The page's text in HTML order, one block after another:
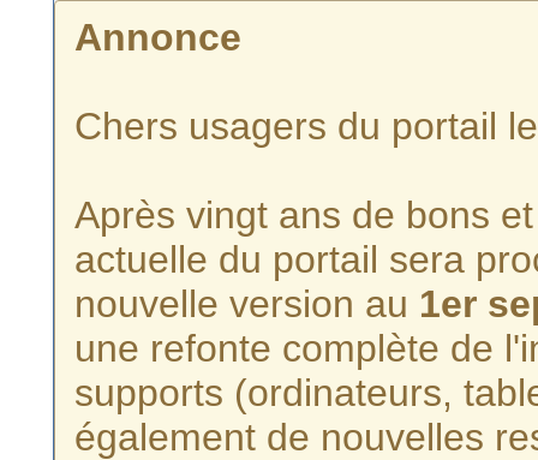
Annonce
Chers usagers du portail
Après vingt ans de bons
actuelle du portail sera
nouvelle version au 1er
une refonte complète de
supports (ordinateurs,
également de nouvelles